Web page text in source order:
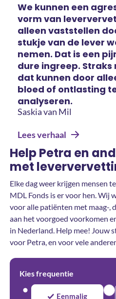
We kunnen een
vorm van
alleen vaststellen
stukje van de lever
nemen. Dat is een
dure ingreep. Straks
dat kunnen door
bloed of ontlasting
analyseren.
Saskia van Mil
Lees verhaal
Help Petra en
met
Elke dag weer krijgen mensen
MDL Fonds is er voor hen. Wij
voor alle patiënten met maag-,
aan het voorgoed voorkomen
in Nederland. Help mee! Jouw
voor Petra, en voor vele
Kies frequentie
Eenmalig